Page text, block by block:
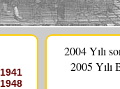
1941
1948
2004 Yılı
2005 Yılı